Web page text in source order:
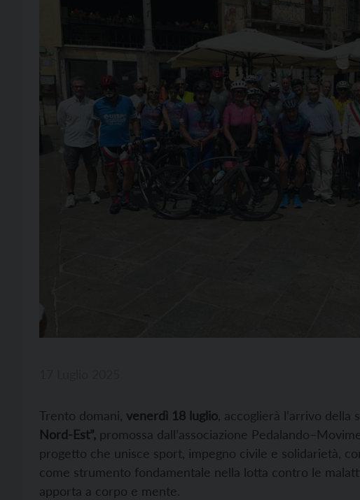
Trento domani, venerdì 18 luglio, accoglierà l’arrivo della
Nord-Est”, promossa dall’associazione
progetto che unisce sport, impegno civile e solidarietà,
come strumento fondamentale nella lotta contro le
apporta a corpo e mente.